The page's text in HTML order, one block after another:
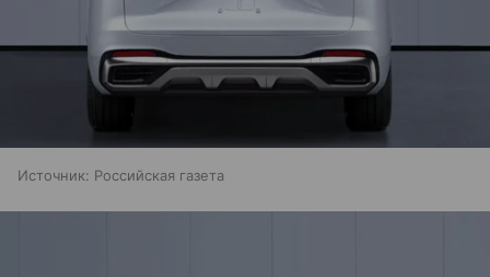
Источник: Российская газета